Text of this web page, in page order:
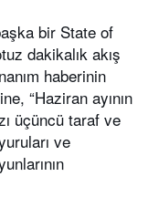
bir State of
dakikalık akış
haberinin
“Haziran ayının
üçüncü taraf ve
ve